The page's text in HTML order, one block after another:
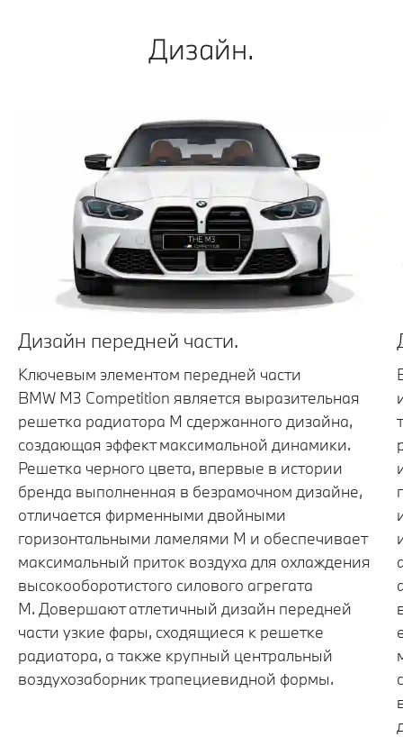
Дизайн.
Дизайн передней части.
Ключевым элементом передней части
BMW M3 Competition является выразительная
решетка радиатора M сдержанного дизайна,
создающая эффект максимальной динамики.
Решетка черного цвета, впервые в истории
бренда выполненная в безрамочном дизайне,
отличается фирменными двойными
горизонтальными ламелями M и обеспечивает
максимальный приток воздуха для охлаждения
высокооборотистого силового агрегата
M. Довершают атлетичный дизайн передней
части узкие фары, сходящиеся к решетке
радиатора, а также крупный центральный
воздухозаборник трапециевидной формы.